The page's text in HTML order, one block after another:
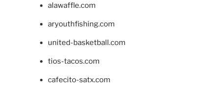
alawaffle.com
aryouthfishing.com
united-basketball.com
tios-tacos.com
cafecito-satx.com